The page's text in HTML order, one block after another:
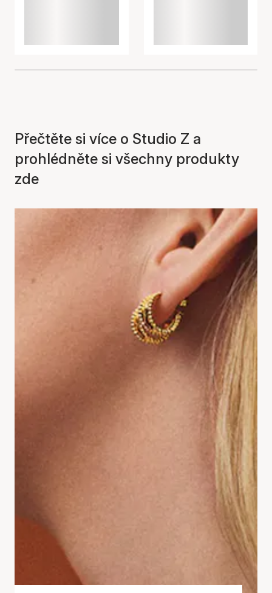
Přečtěte si více o Studio Z a
prohlédněte si všechny produkty
zde